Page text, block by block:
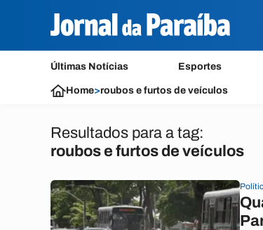
Últimas Notícias Esportes
Home>roubos e furtos de veículos
Resultados para a tag:
roubos e furtos de veículos